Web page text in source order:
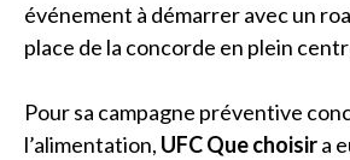
événement à démarrer avec un
place de la concorde en plein
Pour sa campagne préventive
l’alimentation, UFC Que choisira